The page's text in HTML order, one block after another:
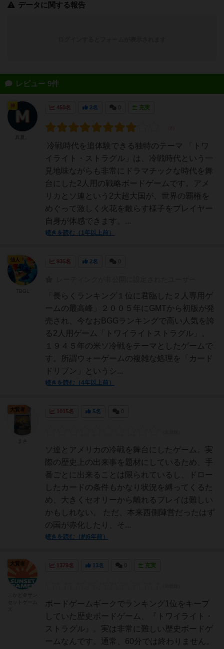
データに関する報告
レビュー 9件
450名 2名 充実
冷戦時代を追体験できる独特のテーマ 「トワ
イライト・ストラグル」は、冷戦時代という一
見地味ながらも非常にドラマチックな時代を舞
台にした2人用の戦略ボードゲームです。アメ
リカとソ連という2大超大国が、世界の覇権を
めぐって激しく火花を散らす様子をプレイヤー
自身が体感できます。...
続きを読む（1年以上前）
935名 2名
「長らくランキング１位に君臨した２人専用ゲ
ームの最高峰」２００５年にGMTから初版が発
売され、今なおBGGランキングで高い人気を誇
る2人用ゲーム「トワイライトストラグル」。
１９４５年の米ソ冷戦をテーマとしたゲームで
す。所謂ウォーゲームの複雑な処理を「カード
ドリブン」というシ...
続きを読む（4年以上前）
仙人
1015名 5名
ソ連とアメリカの冷戦を舞台にしたゲーム。実
際の歴史上の出来事を題材にしているため、手
番ごとに出来ることは限られているし、ドロー
したカードの条件もかなり状況を縛ってくるた
め、大きくセオリーから離れるプレイは難しい
かもしれない。 ただ、本来西側陣営だったはず
の国が赤化したり、そ...
続きを読む（約6年前）
大賢者
1379名 13名 充実
ボードゲームギークでランキング1位をキープ
していた歴史ボードゲーム、『トワイライト・
ストラグル』。実は非常に難しい歴史ボードゲ
ームなんです。通常、60分では終わりません。
大賢者